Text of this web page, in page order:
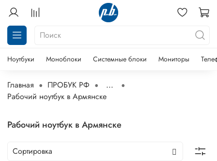
Ноутбуки Моноблоки Системные блоки Мониторы
Главная ПРОБУК РФ
...
Рабочий ноутбук в Армянске
Рабочий ноутбук в Армянске